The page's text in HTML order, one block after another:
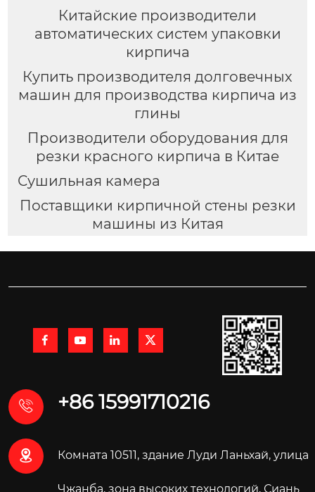
Китайские производители
автоматических систем упаковки
кирпича
Купить производителя долговечных
машин для производства кирпича из
глины
Производители оборудования для
резки красного кирпича в Китае
Сушильная камера
Поставщики кирпичной стены резки
машины из Китая
   
 +86 15991710216
 Комната 10511, здание Луди Ланьхай, улица
Чжанба, зона высоких технологий, Сиань